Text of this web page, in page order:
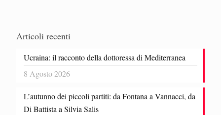
Articoli recenti
Ucraina: il racconto della dottoressa di Mediterranea
8 Agosto 2026
L’autunno dei piccoli partiti: da Fontana a Vannacci, da
Di Battista a Silvia Salis